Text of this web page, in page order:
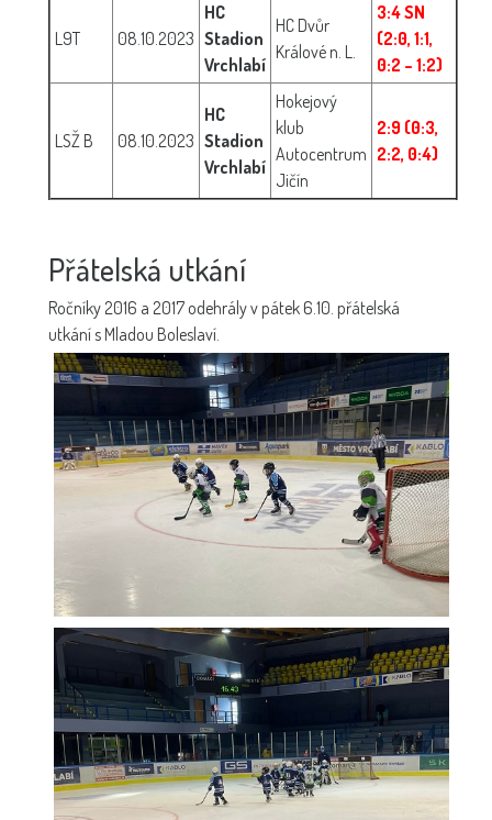
L9T 08.10.2023
HC
Stadion
Vrchlabí
HC Dvůr
Králové n. L.
3:4 SN
(2:0, 1:1,
0:2 – 1:2)
LSŽ B 08.10.2023
HC
Stadion
Vrchlabí
Hokejový
klub
Autocentrum
Jičín
2:9 (0:3,
2:2, 0:4)
Přátelská utkání
Ročníky 2016 a 2017 odehrály v pátek 6.10. přátelská
utkání s Mladou Boleslaví.